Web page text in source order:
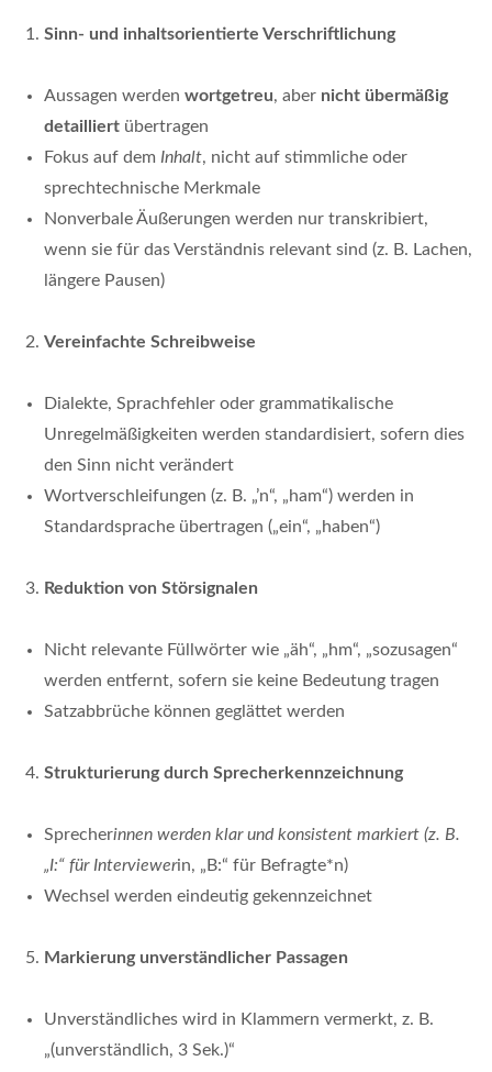
Sinn- und inhaltsorientierte Verschriftlichung
Aussagen werden wortgetreu, aber nicht übermäßig
detailliert übertragen
Fokus auf dem Inhalt, nicht auf stimmliche oder
sprechtechnische Merkmale
Nonverbale Äußerungen werden nur transkribiert,
wenn sie für das Verständnis relevant sind (z. B. Lachen,
längere Pausen)
Vereinfachte Schreibweise
Dialekte, Sprachfehler oder grammatikalische
Unregelmäßigkeiten werden standardisiert, sofern dies
den Sinn nicht verändert
Wortverschleifungen (z. B. „’n“, „ham“) werden in
Standardsprache übertragen („ein“, „haben“)
Reduktion von Störsignalen
Nicht relevante Füllwörter wie „äh“, „hm“, „sozusagen“
werden entfernt, sofern sie keine Bedeutung tragen
Satzabbrüche können geglättet werden
Strukturierung durch Sprecherkennzeichnung
Sprecherinnen werden klar und konsistent markiert (z. B.
„I:“ für Interviewerin, „B:“ für Befragte*n)
Wechsel werden eindeutig gekennzeichnet
Markierung unverständlicher Passagen
Unverständliches wird in Klammern vermerkt, z. B.
„(unverständlich, 3 Sek.)“